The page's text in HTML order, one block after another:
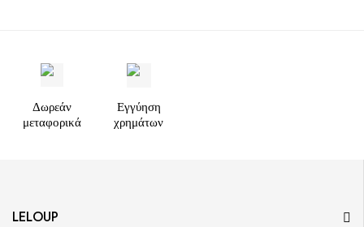
Δωρεάν
μεταφορικά
Εγγύηση
χρημάτων
LELOUP